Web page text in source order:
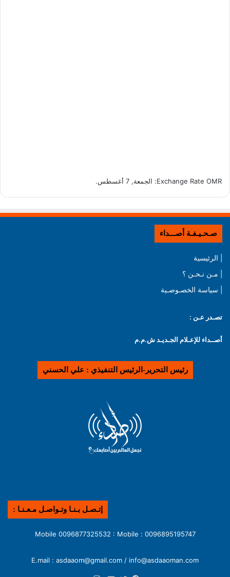
Exchange Rate OMR : الجمعة, 7 أغسطس.
صـحـيـفـة أصـــداء
| الرئيسية
| مـن نـحـن ؟
| سياسة الخصـوصـية
تصـدر عـن :
أصــداء للإعـلام الجـديـد ش.م.م
رئيس التحرير-الرئيس التنفيذي : علي الحسني
إتـصـل بـنـا وتـواصـل مـعـنـا :
0096895195747 : Mobile 0096877325532 : Mobile
E.mail : asdaaom@gmail.com / info@asdaaoman.com